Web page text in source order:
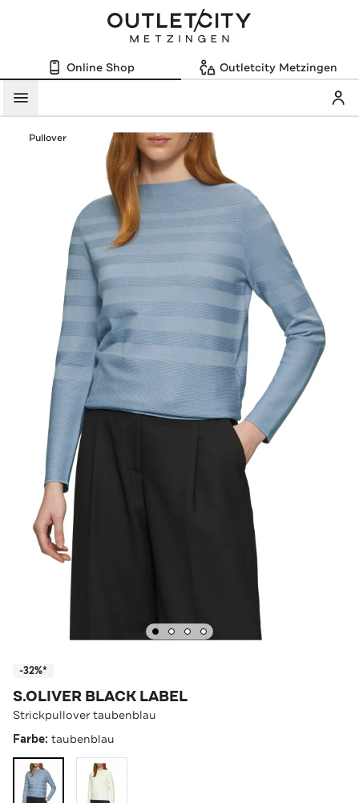
Online Shop Outletcity Metzingen
Menü
Pullover
-32%*
S.OLIVER BLACK LABEL
Strickpullover taubenblau
Farbe: taubenblau